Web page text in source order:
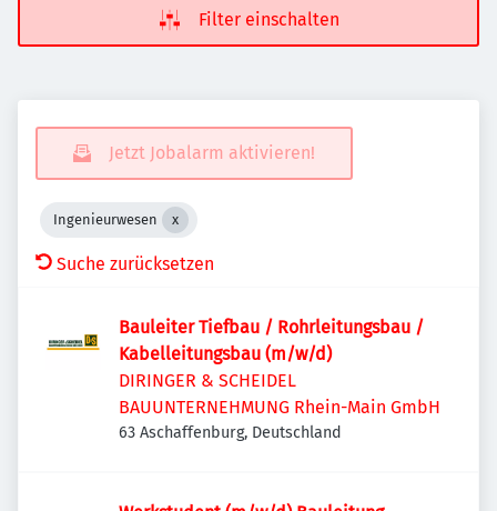
Filter einschalten
Jetzt Jobalarm aktivieren!
Ingenieurwesen
Suche zurücksetzen
Bauleiter Tiefbau / Rohrleitungsbau /
Kabelleitungsbau (m/w/d)
DIRINGER & SCHEIDEL
BAUUNTERNEHMUNG Rhein-Main GmbH
63 Aschaffenburg, Deutschland